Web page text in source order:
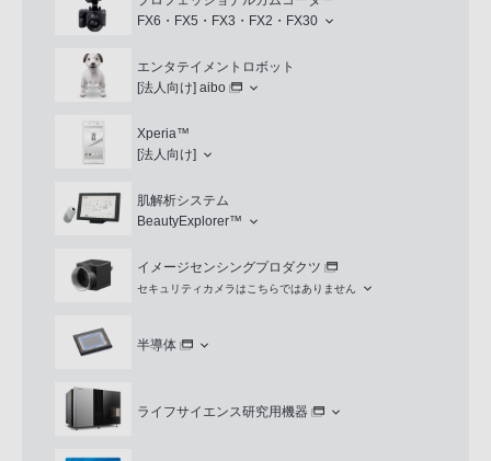
FX6・FX5・FX3・FX2・FX30
エンタテイメントロボット
[法人向け] aibo
Xperia™
[法人向け]
肌解析システム
BeautyExplorer™
イメージセンシングプロダクツ
セキュリティカメラはこちらではありません
半導体
ライフサイエンス研究用機器